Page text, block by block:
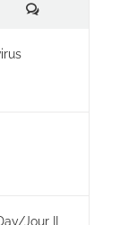
Commentaires
Jour II